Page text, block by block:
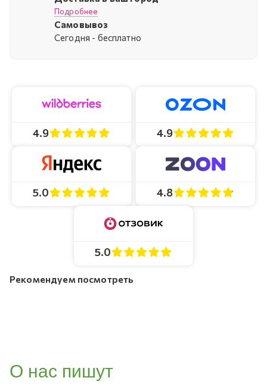
Подробнее
Самовывоз
Cегодня - бесплатно
4.9 4.9
5.0 4.8
5.0
Рекомендуем посмотреть
О нас пишут